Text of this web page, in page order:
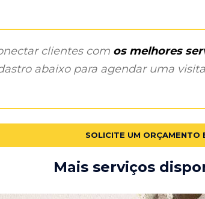
clientes com os melhores
abaixo para agendar uma
SOLICITE UM ORÇAMENTO
Mais serviços